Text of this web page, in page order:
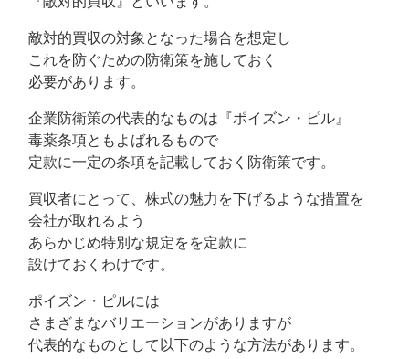
敵対的買収の対象となった場合を想定し
これを防ぐための防衛策を施しておく
必要があります。
企業防衛策の代表的なものは『ポイズン・ピル』
毒薬条項ともよばれるもので
定款に一定の条項を記載しておく防衛策です。
買収者にとって、株式の魅力を下げるような措置を
会社が取れるよう
あらかじめ特別な規定をを定款に
設けておくわけです。
ポイズン・ピルには
さまざまなバリエーションがありますが
代表的なものとして以下のような方法があります。